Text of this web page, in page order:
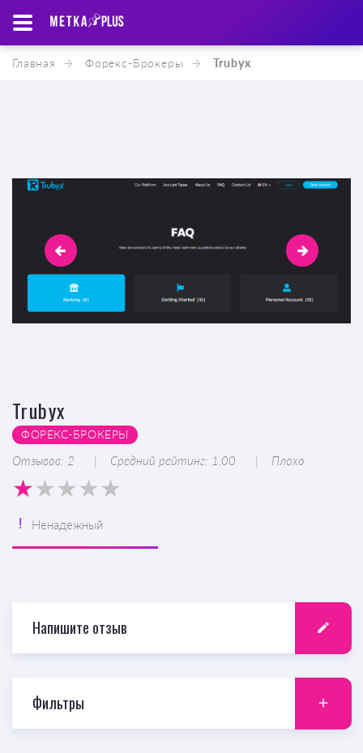
Главная Форекс-Брокеры Trubyx
Trubyx
ФОРЕКС-БРОКЕРЫ
Отзывов: 2 Средний рейтинг: 1.00 Плохо
Ненадежный
Напишите отзыв
Фильтры